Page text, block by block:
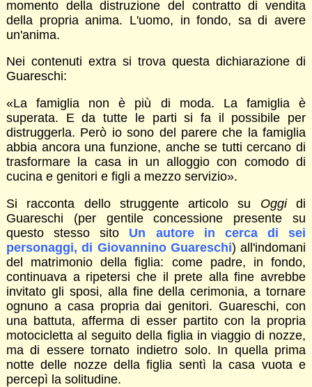
momento della distruzione del contratto di vendita
della propria anima. L'uomo, in fondo, sa di avere
un'anima.
Nei contenuti extra si trova questa dichiarazione di
Guareschi:
«La famiglia non è più di moda. La famiglia è
superata. E da tutte le parti si fa il possibile per
distruggerla. Però io sono del parere che la famiglia
abbia ancora una funzione, anche se tutti cercano di
trasformare la casa in un alloggio con comodo di
cucina e genitori e figli a mezzo servizio».
Si racconta dello struggente articolo su Oggidi
Guareschi (per gentile concessione presente su
questo stesso sito Un autore in cerca di sei
personaggi, di Giovannino Guareschi) all'indomani
del matrimonio della figlia: come padre, in fondo,
continuava a ripetersi che il prete alla fine avrebbe
invitato gli sposi, alla fine della cerimonia, a tornare
ognuno a casa propria dai genitori. Guareschi, con
una battuta, afferma di esser partito con la propria
motocicletta al seguito della figlia in viaggio di nozze,
ma di essere tornato indietro solo. In quella prima
notte delle nozze della figlia sentì la casa vuota e
percepì la solitudine.